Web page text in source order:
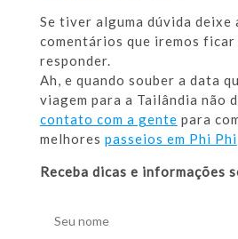
Se tiver alguma dúvida deixe
comentários que iremos ficar
responder.
Ah, e quando souber a data
viagem para a Tailândia não
contato com a gente para
melhores passeios em Phi Phi
Receba dicas e informações